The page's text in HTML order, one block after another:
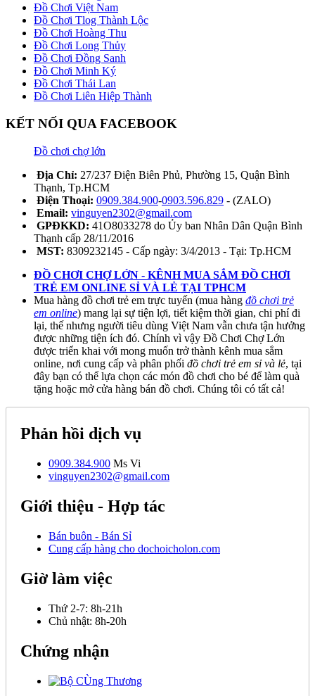
Đồ Chơi Việt Nam
Đồ Chơi Tlog Thành Lộc
Đồ Chơi Hoàng Thu
Đồ Chơi Long Thủy
Đồ Chơi Đồng Sanh
Đồ Chơi Minh Ký
Đồ Chơi Thái Lan
Đồ Chơi Liên Hiệp Thành
KẾT NỐI QUA FACEBOOK
Đồ chơi chợ lớn
Địa Chỉ: 27/237 Điện Biên Phủ, Phường 15, Quận Bình
Thạnh, Tp.HCM
Điện Thoại: 0909.384.900-0903.596.829 - (ZALO)
Email: vinguyen2302@gmail.com
GPĐKKD: 41O8033278 do Ủy ban Nhân Dân Quận Bình
Thạnh cấp 28/11/2016
MST: 8309232145 - Cấp ngày: 3/4/2013 - Tại: Tp.HCM
ĐỒ CHƠI CHỢ LỚN - KÊNH MUA SẮM ĐỒ CHƠI
TRẺ EM ONLINE SỈ VÀ LẺ TẠI TPHCM
Mua hàng đồ chơi trẻ em trực tuyến (mua hàng đồ chơi trẻ
em online) mang lại sự tiện lợi, tiết kiệm thời gian, chi phí đi
lại, thế nhưng người tiêu dùng Việt Nam vẫn chưa tận hưởng
được những tiện ích đó. Chính vì vậy Đồ Chơi Chợ Lớn
được triển khai với mong muốn trở thành kênh mua sắm
online, nơi cung cấp và phân phối đồ chơi trẻ em sỉ và lẻ, tại
đây bạn có thể lựa chọn các món đồ chơi cho bé để làm quà
tặng hoặc mở cửa hàng bán đồ chơi. Chúng tôi có tất cả!
Phản hồi dịch vụ
0909.384.900 Ms Vi
vinguyen2302@gmail.com
Giới thiệu - Hợp tác
Bán buôn - Bán Sỉ
Cung cấp hàng cho dochoicholon.com
Giờ làm việc
Thứ 2-7: 8h-21h
Chủ nhật: 8h-20h
Chứng nhận